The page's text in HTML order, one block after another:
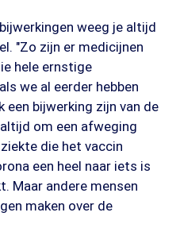
weeg je altijd
"Zo zijn er medicijnen
hele ernstige
we al eerder hebben
bijwerking zijn van de
om een afweging
die het vaccin
een heel naar iets is
Maar andere mensen
maken over de